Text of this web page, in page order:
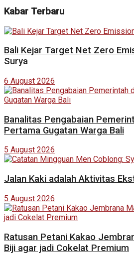
Kabar Terbaru
Bali Kejar Target Net Zero
Surya
6 August 2026
Banalitas Pengabaian
Pertama Gugatan Warga Bali
5 August 2026
Jalan Kaki adalah Aktivitas
5 August 2026
Ratusan Petani Kakao
Biji agar jadi Cokelat Premium